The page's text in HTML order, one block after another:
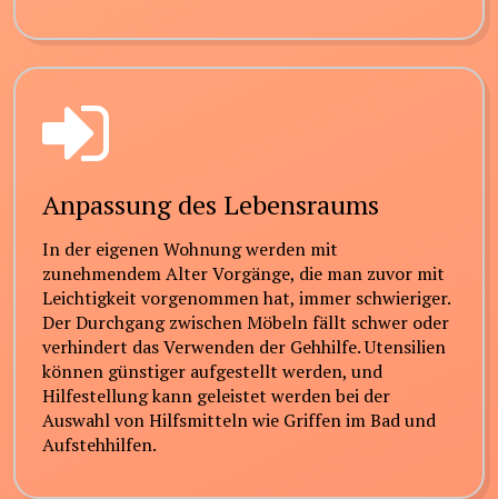
Anpassung des Lebensraums
In der eigenen Wohnung werden mit
zunehmendem Alter Vorgänge, die man zuvor mit
Leichtigkeit vorgenommen hat, immer schwieriger.
Der Durchgang zwischen Möbeln fällt schwer oder
verhindert das Verwenden der Gehhilfe. Utensilien
können günstiger aufgestellt werden, und
Hilfestellung kann geleistet werden bei der
Auswahl von Hilfsmitteln wie Griffen im Bad und
Aufstehhilfen.